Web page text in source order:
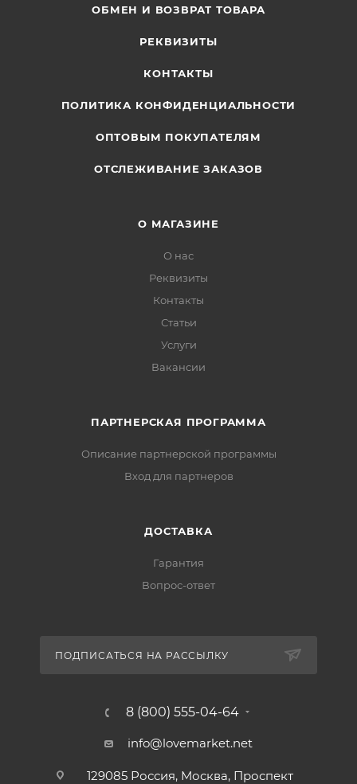
ОБМЕН И ВОЗВРАТ ТОВАРА
РЕКВИЗИТЫ
КОНТАКТЫ
ПОЛИТИКА КОНФИДЕНЦИАЛЬНОСТИ
ОПТОВЫМ ПОКУПАТЕЛЯМ
ОТСЛЕЖИВАНИЕ ЗАКАЗОВ
О МАГАЗИНЕ
О нас
Реквизиты
Контакты
Статьи
Услуги
Вакансии
ПАРТНЕРСКАЯ ПРОГРАММА
Описание партнерской программы
Вход для партнеров
ДОСТАВКА
Гарантия
Вопрос-ответ
ПОДПИСАТЬСЯ НА РАССЫЛКУ
8 (800) 555-04-64
info@lovemarket.net
129085 Россия, Москва, Проспект